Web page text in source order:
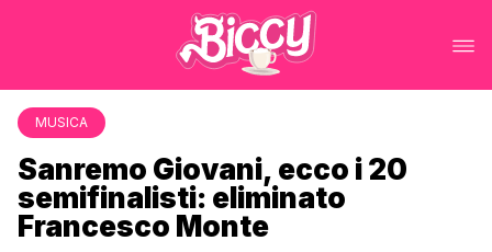
MUSICA
Sanremo Giovani, ecco i 20
semifinalisti: eliminato
Francesco Monte